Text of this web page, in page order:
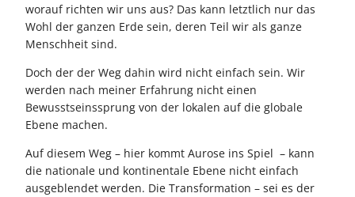
worauf richten wir uns aus? Das kann letztlich nur das
Wohl der ganzen Erde sein, deren Teil wir als ganze
Menschheit sind.
Doch der der Weg dahin wird nicht einfach sein. Wir
werden nach meiner Erfahrung nicht einen
Bewusstseinssprung von der lokalen auf die globale
Ebene machen.
Auf diesem Weg – hier kommt Aurose ins Spiel – kann
die nationale und kontinentale Ebene nicht einfach
ausgeblendet werden. Die Transformation – sei es der